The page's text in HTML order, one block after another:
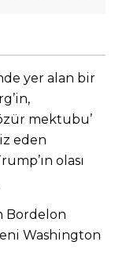
yer alan bir
mektubu’
eden
olası
Bordelon
Washington